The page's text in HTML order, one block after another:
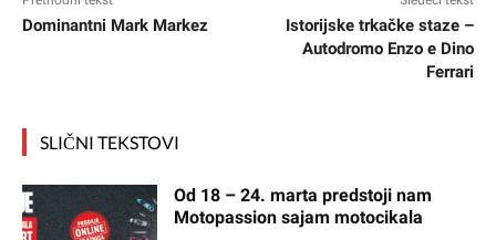
Dominantni Mark Markez
Istorijske trkačke staze –
Autodromo Enzo e Dino
Ferrari
SLIČNI TEKSTOVI
Od 18 – 24. marta predstoji nam
Motopassion sajam motocikala